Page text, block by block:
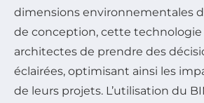
dimensions environnementales
de conception, cette
architectes de prendre des
éclairées, optimisant ainsi les
de leurs projets. L’utilisation du